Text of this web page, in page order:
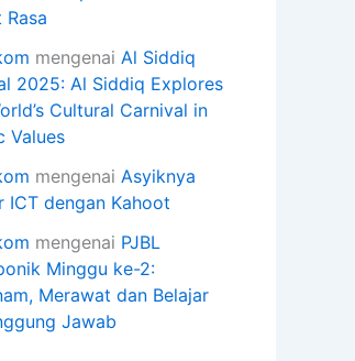
Rasa
mengenai Al Siddiq
2025: Al Siddiq Explores
Cultural Carnival in
Values
mengenai Asyiknya
ICT dengan Kahoot
mengenai PJBL
Minggu ke-2:
Merawat dan Belajar
Jawab